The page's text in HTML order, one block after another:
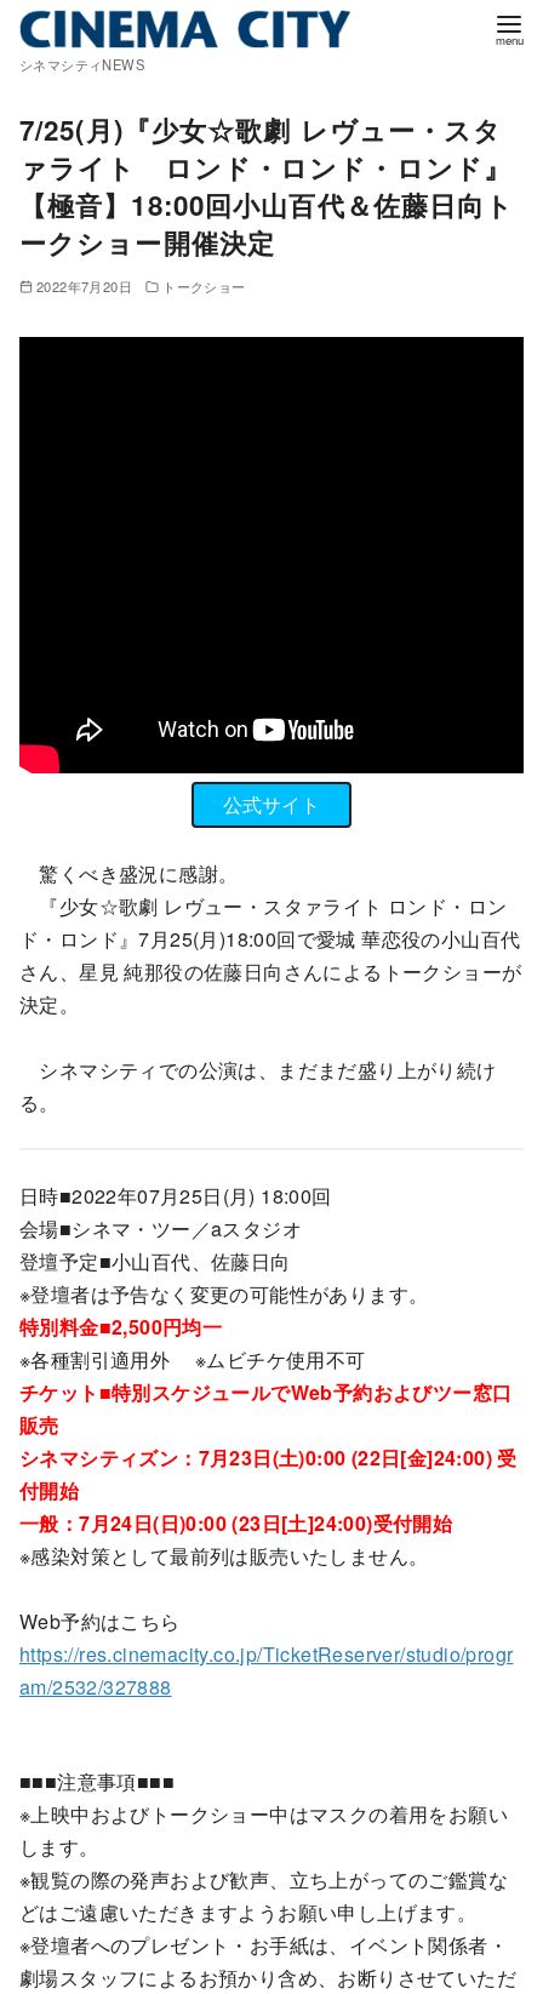
シネマシティNEWS
7/25(月)『少女☆歌劇 レヴュー・スタ
ァライト ロンド・ロンド・ロンド』
【極音】18:00回小山百代＆佐藤日向ト
ークショー開催決定
2022年7月20日 トークショー
公式サイト
驚くべき盛況に感謝。
『少女☆歌劇 レヴュー・スタァライト ロンド・ロン
ド・ロンド』7月25(月)18:00回で愛城 華恋役の小山百代
さん、星見 純那役の佐藤日向さんによるトークショーが
決定。
シネマシティでの公演は、まだまだ盛り上がり続け
る。
日時■2022年07月25日(月) 18:00回
会場■シネマ・ツー／aスタジオ
登壇予定■小山百代、佐藤日向
※登壇者は予告なく変更の可能性があります。
特別料金■2,500円均一
※各種割引適用外 ※ムビチケ使用不可
チケット■特別スケジュールでWeb予約およびツー窓口
販売
シネマシティズン：7月23日(土)0:00 (22日[金]24:00) 受
付開始
一般：7月24日(日)0:00 (23日[土]24:00)受付開始
※感染対策として最前列は販売いたしません。
Web予約はこちら
https://res.cinemacity.co.jp/TicketReserver/studio/progr
am/2532/327888
■■■注意事項■■■
※上映中およびトークショー中はマスクの着用をお願い
します。
※観覧の際の発声および歓声、立ち上がってのご鑑賞な
どはご遠慮いただきますようお願い申し上げます。
※登壇者へのプレゼント・お手紙は、イベント関係者・
劇場スタッフによるお預かり含め、お断りさせていただ